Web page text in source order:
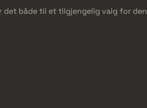
det både til et tilgjengelig valg for den